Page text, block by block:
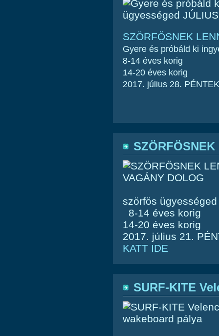
SZÖRFÖSNEK
Gyere és próbáld ki
8-14 éves korig
14-20 éves korig
2017. július 28.
szörfös ügyességed
8-14 éves korig
14-20 éves korig
2017. július 21.
KATT IDE
SURF-KITE